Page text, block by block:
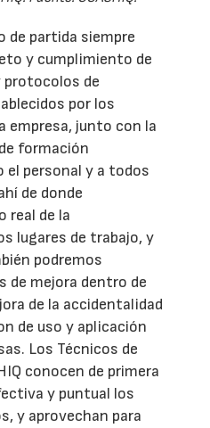
de partida siempre
y cumplimiento de
de
por los
empresa, junto con la
formación
el personal y a todos
de donde
real de la
lugares de trabajo, y
podremos
de mejora dentro de
de la accidentalidad
de uso y aplicación
Los Técnicos de
conocen de primera
y puntual los
y aprovechan para